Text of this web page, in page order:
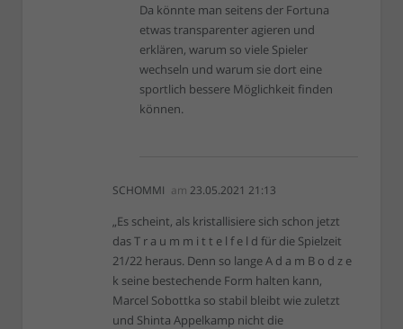
Da könnte man seitens der Fortuna
etwas transparenter agieren und
erklären, warum so viele Spieler
wechseln und warum sie dort eine
sportlich bessere Möglichkeit finden
können.
SCHOMMI am 23.05.2021 21:13
„Es scheint, als kristallisiere sich schon jetzt
das T r a u m m i t t e l f e l d für die Spielzeit
21/22 heraus. Denn so lange A d a m B o d z e
k seine bestechende Form halten kann,
Marcel Sobottka so stabil bleibt wie zuletzt
und Shinta Appelkamp nicht die